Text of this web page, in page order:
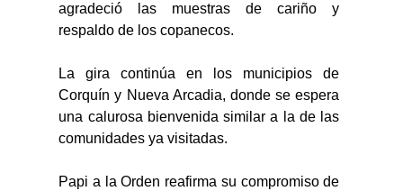
agradeció las muestras de cariño y
respaldo de los copanecos.
La gira continúa en los municipios de
Corquín y Nueva Arcadia, donde se espera
una calurosa bienvenida similar a la de las
comunidades ya visitadas.
Papi a la Orden reafirma su compromiso de